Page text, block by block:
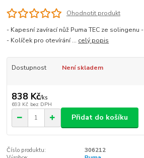
Ohodnotit produkt
- Kapesní zavírací nůž Puma TEC ze solingenu
- Kolíček pro otevírání ... celý popis
Dostupnost Není skladem
838 Kč/ks
693 Kč bez DPH
Přidat do košíku
Číslo produktu:
306212